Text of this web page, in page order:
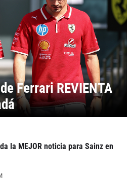
Ferrari REVIENTA
la MEJOR noticia para Sainz en